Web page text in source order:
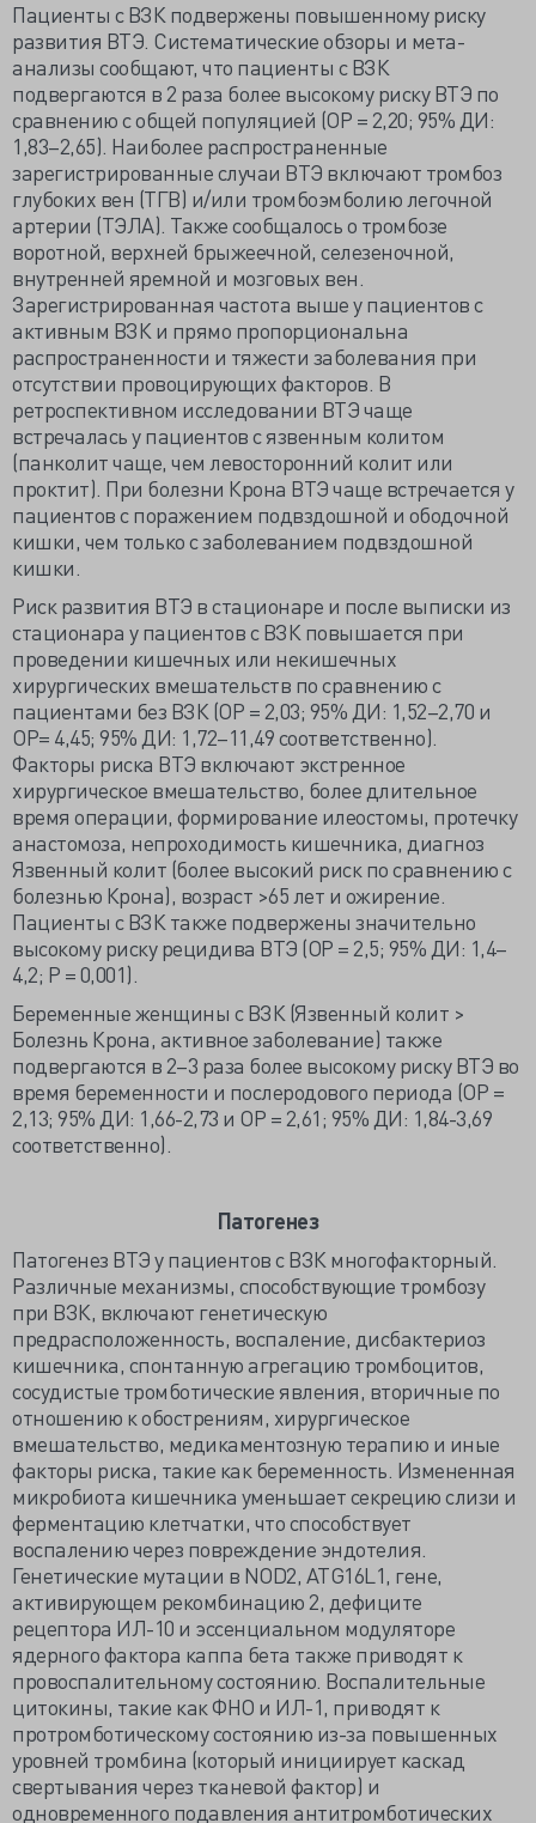
Пациенты с ВЗК подвержены повышенному риску
развития ВТЭ. Систематические обзоры и мета-
анализы сообщают, что пациенты с ВЗК
подвергаются в 2 раза более высокому риску ВТЭ по
сравнению с общей популяцией (ОР = 2,20; 95% ДИ:
1,83–2,65). Наиболее распространенные
зарегистрированные случаи ВТЭ включают тромбоз
глубоких вен (ТГВ) и/или тромбоэмболию легочной
артерии (ТЭЛА). Также сообщалось о тромбозе
воротной, верхней брыжеечной, селезеночной,
внутренней яремной и мозговых вен.
Зарегистрированная частота выше у пациентов с
активным ВЗК и прямо пропорциональна
распространенности и тяжести заболевания при
отсутствии провоцирующих факторов. В
ретроспективном исследовании ВТЭ чаще
встречалась у пациентов с язвенным колитом
(панколит чаще, чем левосторонний колит или
проктит). При болезни Крона ВТЭ чаще встречается у
пациентов с поражением подвздошной и ободочной
кишки, чем только с заболеванием подвздошной
кишки.
Риск развития ВТЭ в стационаре и после выписки из
стационара у пациентов с ВЗК повышается при
проведении кишечных или некишечных
хирургических вмешательств по сравнению с
пациентами без ВЗК (ОР = 2,03; 95% ДИ: 1,52–2,70 и
ОР= 4,45; 95% ДИ: 1,72–11,49 соответственно).
Факторы риска ВТЭ включают экстренное
хирургическое вмешательство, более длительное
время операции, формирование илеостомы, протечку
анастомоза, непроходимость кишечника, диагноз
Язвенный колит (более высокий риск по сравнению с
болезнью Крона), возраст >65 лет и ожирение.
Пациенты с ВЗК также подвержены значительно
высокому риску рецидива ВТЭ (ОР = 2,5; 95% ДИ: 1,4–
4,2; Р = 0,001).
Беременные женщины с ВЗК (Язвенный колит >
Болезнь Крона, активное заболевание) также
подвергаются в 2–3 раза более высокому риску ВТЭ во
время беременности и послеродового периода (ОР =
2,13; 95% ДИ: 1,66-2,73 и ОР = 2,61; 95% ДИ: 1,84-3,69
соответственно).
Патогенез
Патогенез ВТЭ у пациентов с ВЗК многофакторный.
Различные механизмы, способствующие тромбозу
при ВЗК, включают генетическую
предрасположенность, воспаление, дисбактериоз
кишечника, спонтанную агрегацию тромбоцитов,
сосудистые тромботические явления, вторичные по
отношению к обострениям, хирургическое
вмешательство, медикаментозную терапию и иные
факторы риска, такие как беременность. Измененная
микробиота кишечника уменьшает секрецию слизи и
ферментацию клетчатки, что способствует
воспалению через повреждение эндотелия.
Генетические мутации в NOD2, ATG16L1, гене,
активирующем рекомбинацию 2, дефиците
рецептора ИЛ-10 и эссенциальном модуляторе
ядерного фактора каппа бета также приводят к
провоспалительному состоянию. Воспалительные
цитокины, такие как ФНО и ИЛ-1, приводят к
протромботическому состоянию из-за повышенных
уровней тромбина (который инициирует каскад
свертывания через тканевой фактор) и
одновременного подавления антитромботических